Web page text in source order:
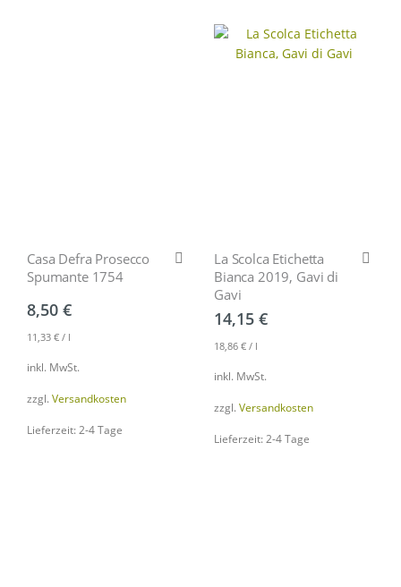
Casa Defra Prosecco
Spumante 1754
8,50 €
11,33 € / l
inkl. MwSt.
zzgl. Versandkosten
Lieferzeit: 2-4 Tage
La Scolca Etichetta
Bianca 2019, Gavi di
Gavi
14,15 €
18,86 € / l
inkl. MwSt.
zzgl. Versandkosten
Lieferzeit: 2-4 Tage